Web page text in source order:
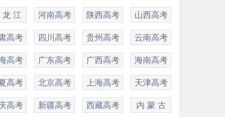
龙 江 河南高考 陕西高考 山西高考
高考 四川高考 贵州高考 云南高考
高考 广东高考 广西高考 海南高考
高考 北京高考 上海高考 天津高考
高考 新疆高考 西藏高考 内 蒙 古